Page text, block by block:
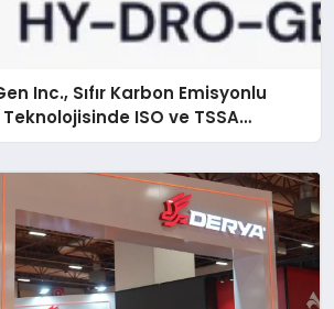
Inc., Sıfır Karbon Emisyonlu
ISO ve TSSA
Aldı